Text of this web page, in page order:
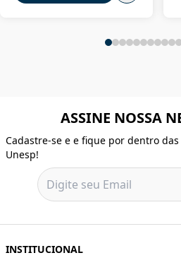
ASSINE NOSSA
Cadastre-se e e fique por dentro
Unesp!
INSTITUCIONAL